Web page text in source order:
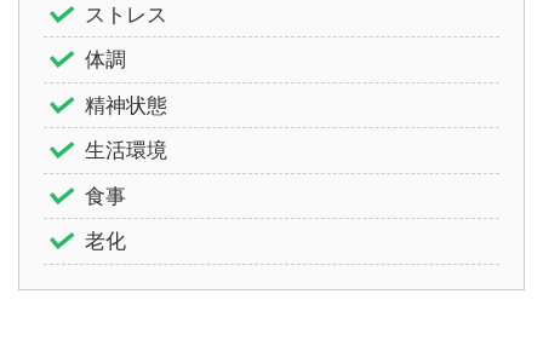
ストレス
体調
精神状態
生活環境
食事
老化